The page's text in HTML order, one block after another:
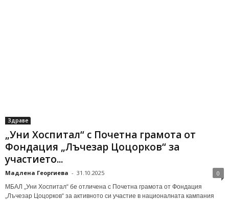
Здраве
„Уни Хоспитал“ с Почетна грамота от
Фондация „Лъчезар Цоцорков“ за
участието...
Мадлена Георгиева - 31.10.2025 0
МБАЛ „Уни Хоспитал“ бе отличена с Почетна грамота от Фондация
„Лъчезар Цоцорков“ за активното си участие в националната кампания